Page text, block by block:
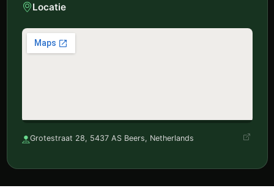
Locatie
Grotestraat 28, 5437 AS Beers, Netherlands